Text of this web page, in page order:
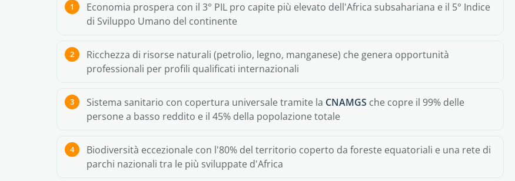
Economia prospera con il 3° PIL pro capite più elevato dell'Africa subsahariana e il 5° Indice
di Sviluppo Umano del continente
Ricchezza di risorse naturali (petrolio, legno, manganese) che genera opportunità
professionali per profili qualificati internazionali
Sistema sanitario con copertura universale tramite la CNAMGS che copre il 99% delle
persone a basso reddito e il 45% della popolazione totale
Biodiversità eccezionale con l'80% del territorio coperto da foreste equatoriali e una rete di
parchi nazionali tra le più sviluppate d'Africa